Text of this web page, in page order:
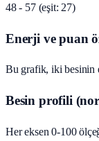
48 - 57 (eşit: 27)
Enerji ve puan
Bu grafik, iki besinin
Besin profili
Her eksen 0-100